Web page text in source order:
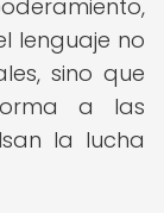
lenguaje no
sino que
a las
la lucha